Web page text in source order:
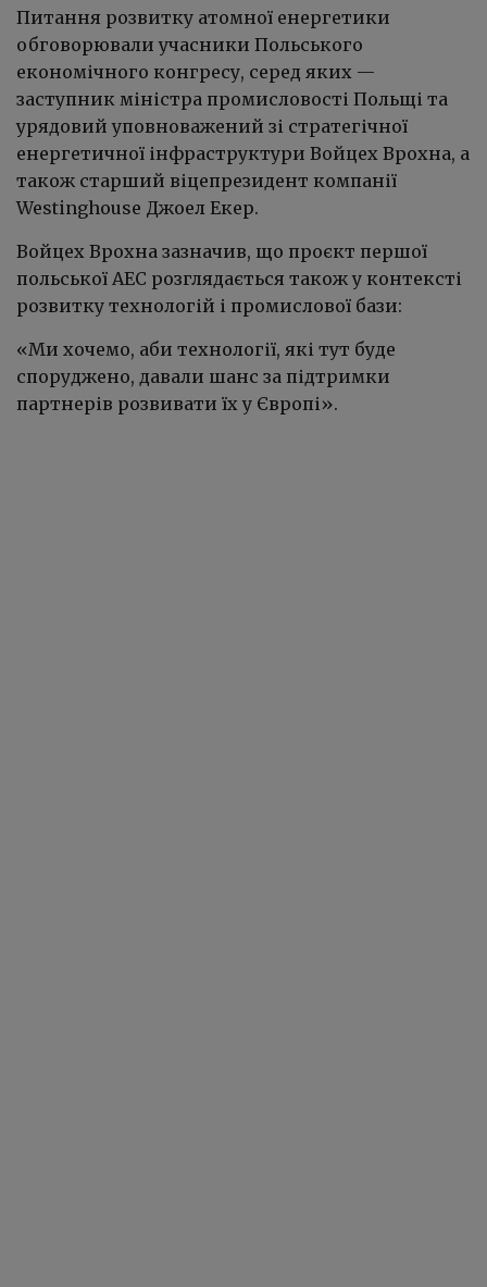
Питання розвитку атомної енергетики
обговорювали учасники Польського
економічного конгресу, серед яких —
заступник міністра промисловості Польщі та
урядовий уповноважений зі стратегічної
енергетичної інфраструктури Войцех Врохна, а
також старший віцепрезидент компанії
Westinghouse Джоел Екер.
Войцех Врохна зазначив, що проєкт першої
польської АЕС розглядається також у контексті
розвитку технологій і промислової бази:
«Ми хочемо, аби технології, які тут буде
споруджено, давали шанс за підтримки
партнерів розвивати їх у Європі».